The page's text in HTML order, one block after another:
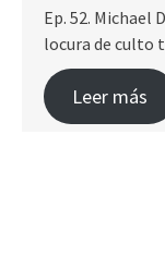
auténtica